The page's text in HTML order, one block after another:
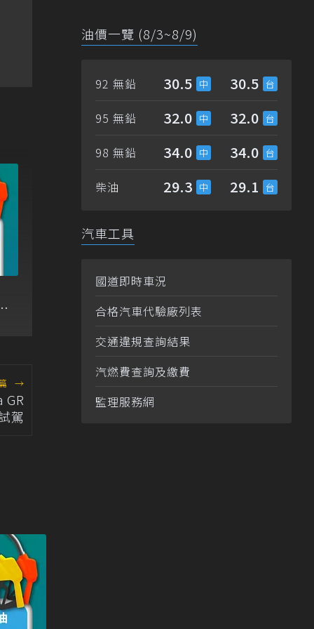
→
駕
油價一覽 (8/3~8/9)
92 無鉛 30.5 30.5
95 無鉛 32.0 32.0
98 無鉛 34.0 34.0
柴油 29.3 29.1
汽車工具
國道即時車況
合格汽車代驗廠列表
交通違規查詢結果
汽燃費查詢及繳費
監理服務網